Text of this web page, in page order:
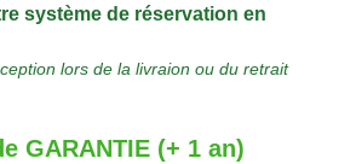
système de réservation en
lors de la livraion ou du retrait
GARANTIE (+ 1 an)